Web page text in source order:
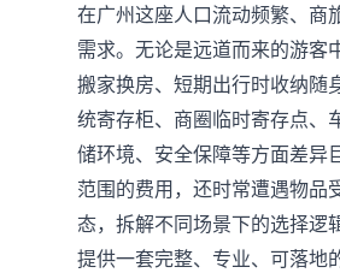
在广州这座人口流动频繁、商
需求。无论是远道而来的游客
搬家换房、短期出行时收纳随
统寄存柜、商圈临时寄存点、
储环境、安全保障等方面差异
范围的费用，还时常遭遇物品
态，拆解不同场景下的选择逻
提供一套完整、专业、可落地